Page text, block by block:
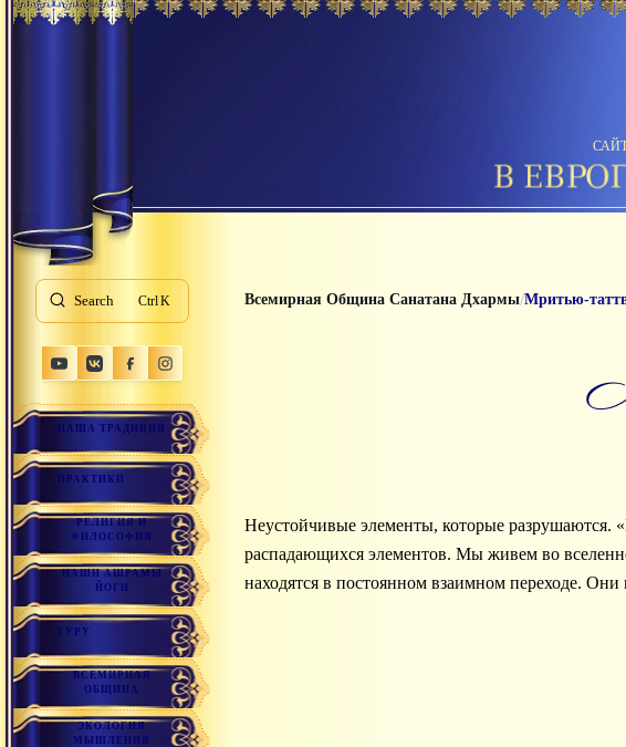
Search K
НАША ТРАДИЦИЯ
ПРАКТИКИ
РЕЛИГИЯ И
ФИЛОСОФИЯ
НАШИ АШРАМЫ
ЙОГИ
ГУРУ
ВСЕМИРНАЯ
ОБЩИНА
ЭКОЛОГИЯ
МЫШЛЕНИЯ
Всемирная Община Санатана Дхармы/Мритью-
Неустойчивые элементы, которые разрушаются. «Наши физические тела состоят из мритью-таттв, из неустойчивых,
распадающихся элементов. Мы живем во
находятся в постоянном взаимном переходе.